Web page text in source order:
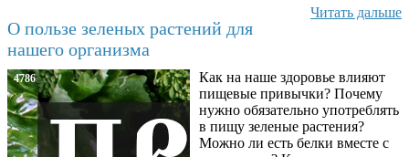
Читать дальше
О пользе зеленых растений для
нашего организма
4786
Как на наше здоровье влияют
пищевые привычки? Почему
нужно обязательно употреблять
в пищу зеленые растения?
Можно ли есть белки вместе с